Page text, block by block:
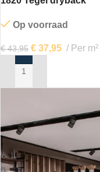
Op voorraad
€43,95 € 37,95 Per
IN MIJN WINKELWAGEN